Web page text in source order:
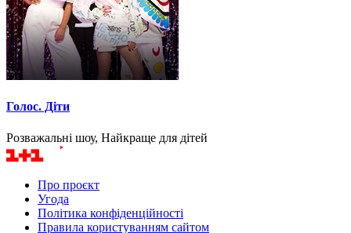
Голос. Діти
Розважальні шоу, Найкраще для дітей
Про проєкт
Угода
Політика конфіденційності
Правила користуванням сайтом